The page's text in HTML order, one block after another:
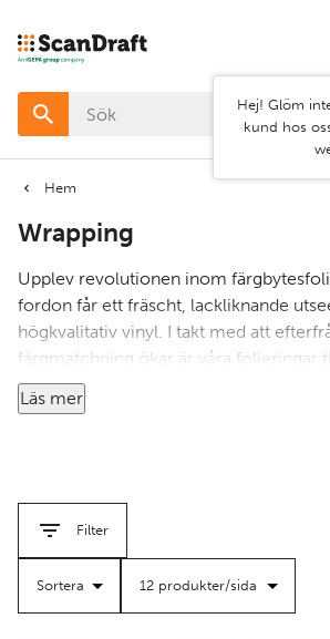
Hej! Glöm
kund hos oss för att handla i
Hem
Wrapping
Upplev revolutionen inom
fordon får ett fräscht, lackliknande
högkvalitativ vinyl. I takt med att
färgmatchning ökar är våra folieringar
replikera OEM-lackfärger, inklusive
specialnyanser.
premiumfolieringar oöverträffad stil,
Kontakta oss idag för att utforska
Läs mer
Filter
Filter
Artikel
Bredd
Egenskap
Kategorier
filter
filter